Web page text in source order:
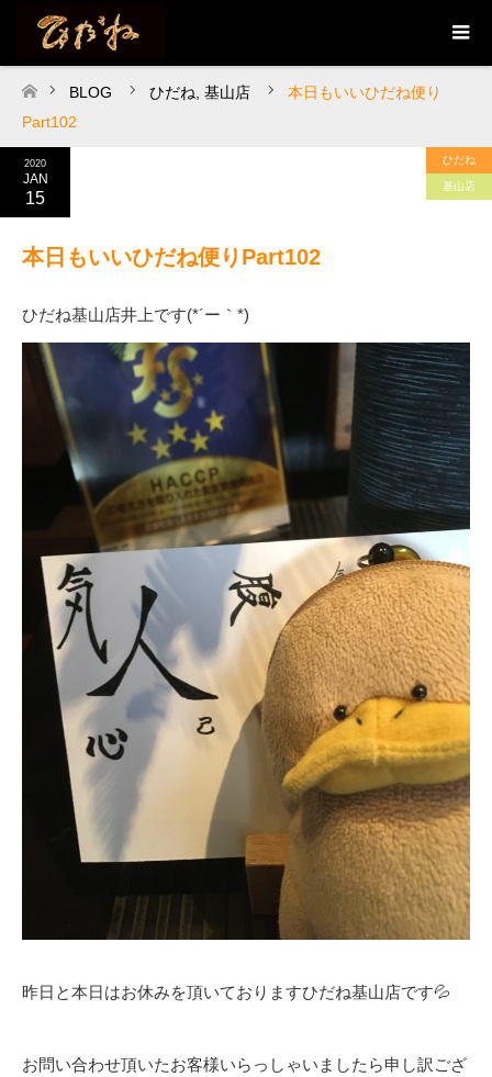
ホーム
BLOG ひだね 基山店
本日もいいひだね便り
Part102
2020
JAN
15
ひだね
基山店
本日もいいひだね便りPart102
ひだね基山店井上です(*´ー｀*)
昨日と本日はお休みを頂いておりますひだね基山店です💦
お問い合わせ頂いたお客様いらっしゃいましたら申し訳ござ